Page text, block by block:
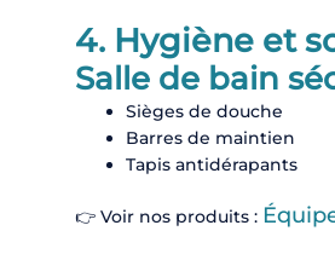
4. Hygiène et
Salle de bain
Sièges de douche
Barres de maintien
Tapis antidérapants
👉 Voir nos produits :